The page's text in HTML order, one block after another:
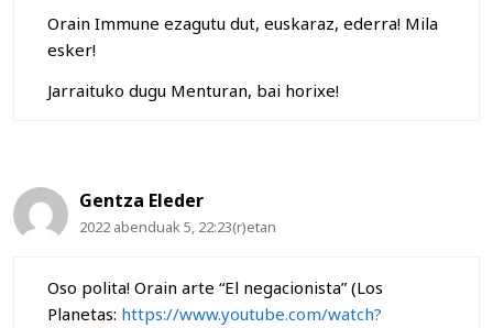
Orain Immune ezagutu dut, euskaraz, ederra! Mila
esker!
Jarraituko dugu Menturan, bai horixe!
Gentza Eleder
2022 abenduak 5, 22:23(r)etan
Oso polita! Orain arte “El negacionista” (Los
Planetas: https://www.youtube.com/watch?